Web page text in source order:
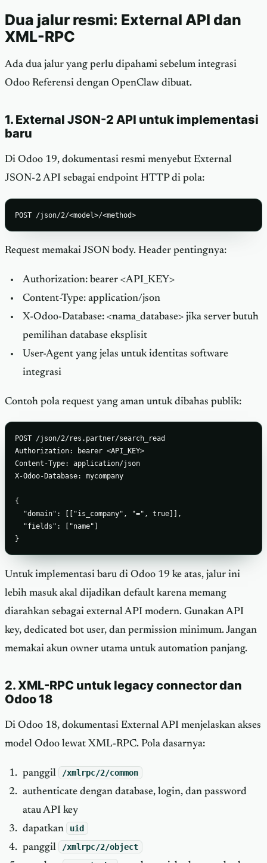
Dua jalur resmi: External API dan
XML-RPC
Ada dua jalur yang perlu dipahami sebelum integrasi
Odoo Referensi dengan OpenClaw dibuat.
1. External JSON-2 API untuk implementasi
baru
Di Odoo 19, dokumentasi resmi menyebut External
JSON-2 API sebagai endpoint HTTP di pola:
POST /json/2/<model>/<method>
Request memakai JSON body. Header pentingnya:
Authorization: bearer <API_KEY>
Content-Type: application/json
X-Odoo-Database: <nama_database> jika server butuh
pemilihan database eksplisit
User-Agent yang jelas untuk identitas software
integrasi
Contoh pola request yang aman untuk dibahas publik:
POST /json/2/res.partner/search_read
Authorization: bearer <API_KEY>
Content-Type: application/json
X-Odoo-Database: mycompany
{
  "domain": [["is_company", "=", true]],
  "fields": ["name"]
}
Untuk implementasi baru di Odoo 19 ke atas, jalur ini
lebih masuk akal dijadikan default karena memang
diarahkan sebagai external API modern. Gunakan API
key, dedicated bot user, dan permission minimum. Jangan
memakai akun owner utama untuk automation panjang.
2. XML-RPC untuk legacy connector dan
Odoo 18
Di Odoo 18, dokumentasi External API menjelaskan akses
model Odoo lewat XML-RPC. Pola dasarnya:
panggil /xmlrpc/2/common
authenticate dengan database, login, dan password
atau API key
dapatkan
uid
panggil /xmlrpc/2/object